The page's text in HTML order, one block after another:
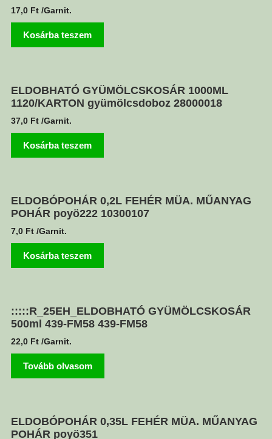
17,0 Ft /Garnit.
Kosárba teszem
ELDOBHATÓ GYÜMÖLCSKOSÁR 1000ML
1120/KARTON gyümölcsdoboz 28000018
37,0 Ft /Garnit.
Kosárba teszem
ELDOBÓPOHÁR 0,2L FEHÉR MÜA. MŰANYAG
POHÁR poyö222 10300107
7,0 Ft /Garnit.
Kosárba teszem
:::::R_25EH_ELDOBHATÓ GYÜMÖLCSKOSÁR
500ml 439-FM58 439-FM58
22,0 Ft /Garnit.
Tovább olvasom
ELDOBÓPOHÁR 0,35L FEHÉR MÜA. MŰANYAG
POHÁR poyö351